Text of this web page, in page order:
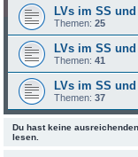
LVs im SS und
Themen:25
LVs im SS und
Themen:41
LVs im SS und
Themen:37
Du hast keine
lesen.